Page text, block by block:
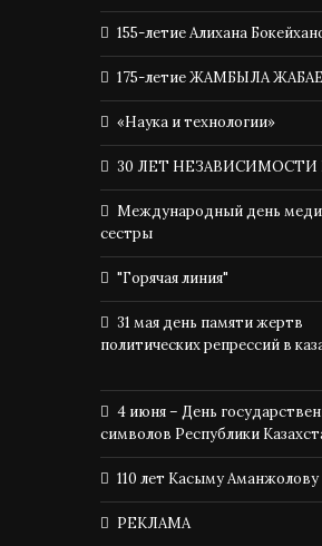
155-летие Алихана
175-летие ЖАМБЫЛА
«Наука и технологии»
30 ЛЕТ НЕЗАВИСИМОСТИ
Международный день
сестры
"Горячая линия"
31 мая день памяти жертв
политических репрессий в
4 июня – День
символов Республики
110 лет Касыму Аманжолову
РЕКЛАМА